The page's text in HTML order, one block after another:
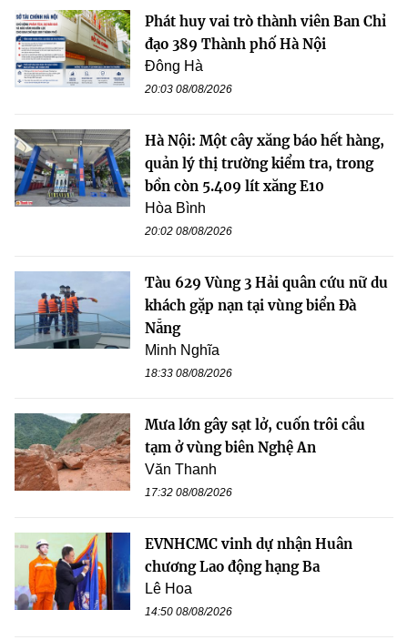
Phát huy vai trò thành viên Ban Chỉ
đạo 389 Thành phố Hà Nội
Đông Hà
20:03 08/08/2026
Hà Nội: Một cây xăng báo hết hàng,
quản lý thị trường kiểm tra, trong
bồn còn 5.409 lít xăng E10
Hòa Bình
20:02 08/08/2026
Tàu 629 Vùng 3 Hải quân cứu nữ du
khách gặp nạn tại vùng biển Đà
Nẵng
Minh Nghĩa
18:33 08/08/2026
Mưa lớn gây sạt lở, cuốn trôi cầu
tạm ở vùng biên Nghệ An
Văn Thanh
17:32 08/08/2026
EVNHCMC vinh dự nhận Huân
chương Lao động hạng Ba
Lê Hoa
14:50 08/08/2026